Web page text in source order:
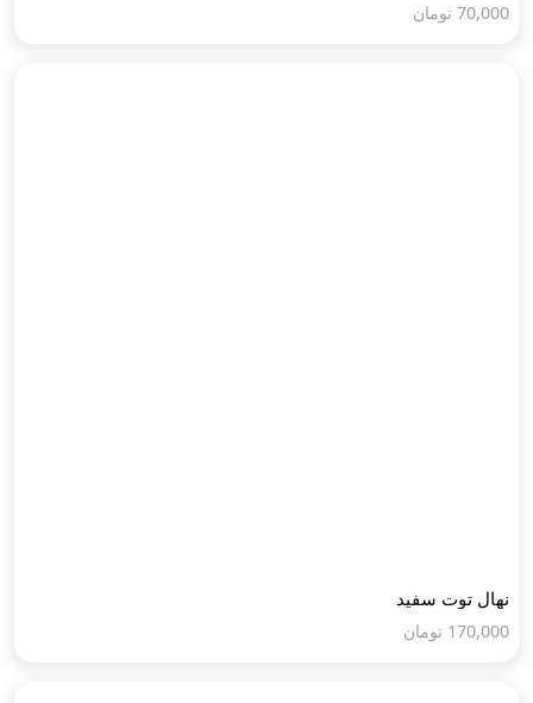
70,000 تومان
نهال توت سفید
170,000 تومان